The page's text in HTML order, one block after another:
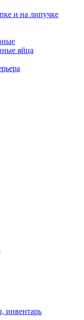
и на липучке
яйца
инвентарь